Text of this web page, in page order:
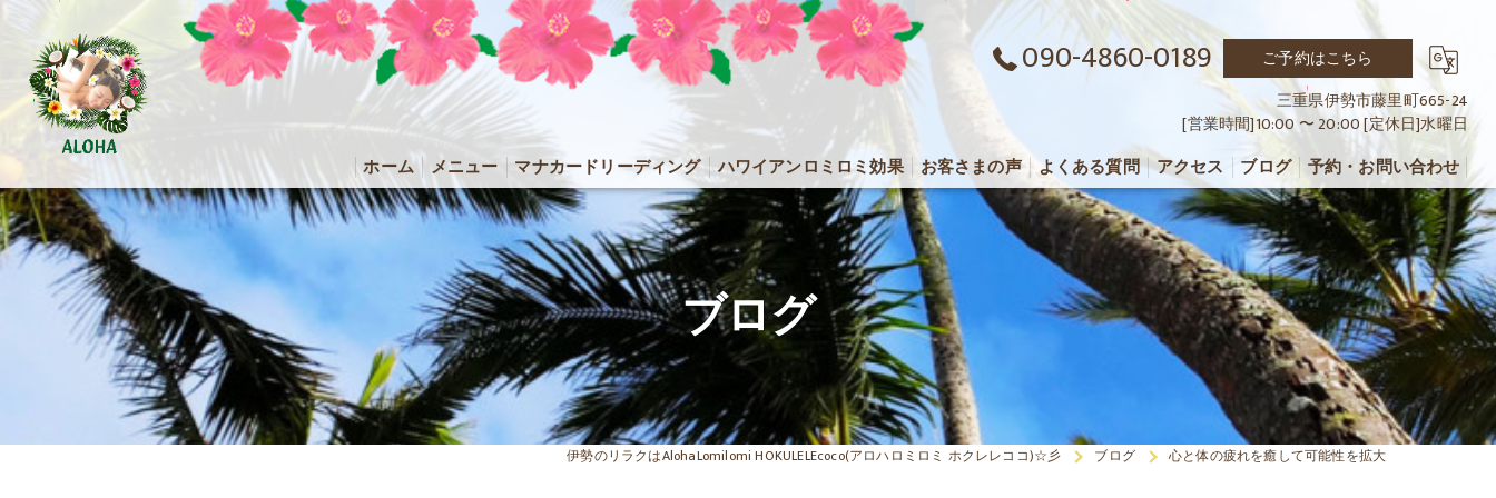
090-4860-0189
ご予約はこちら
三重県伊勢市藤里町665-24
[営業時間]10:00 〜 20:00 [定休日]水曜日
ホーム メニュー マナカードリーディング ハワイアンロミロミ効果 お客さまの声 よくある質問 アクセス ブログ 予約・お問い合わせ
ブログ
伊勢のリラクはAlohaLomilomi HOKULELEcoco(アロハロミロミ ホクレレココ)☆彡 ブログ 心と体の疲れを癒して可能性を拡大